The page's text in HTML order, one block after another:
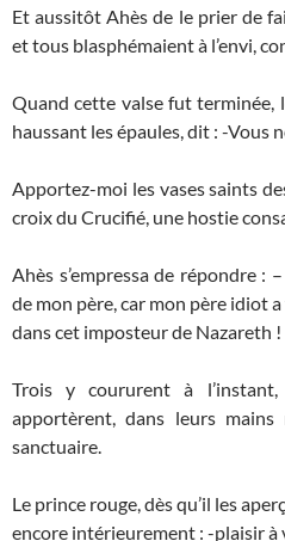
Et aussitôt Ahès de le prier de
et tous blasphémaient à l’envi,
Quand cette valse fut terminée,
haussant les épaules, dit : -Vous
Apportez-moi les vases saints
croix du Crucifié, une hostie
Ahès s’empressa de répondre :
de mon père, car mon père idiot
dans cet imposteur de Nazareth !
Trois y coururent à
apportèrent, dans leurs mains
sanctuaire.
Le prince rouge, dès qu’il les
encore intérieurement : -plaisir à